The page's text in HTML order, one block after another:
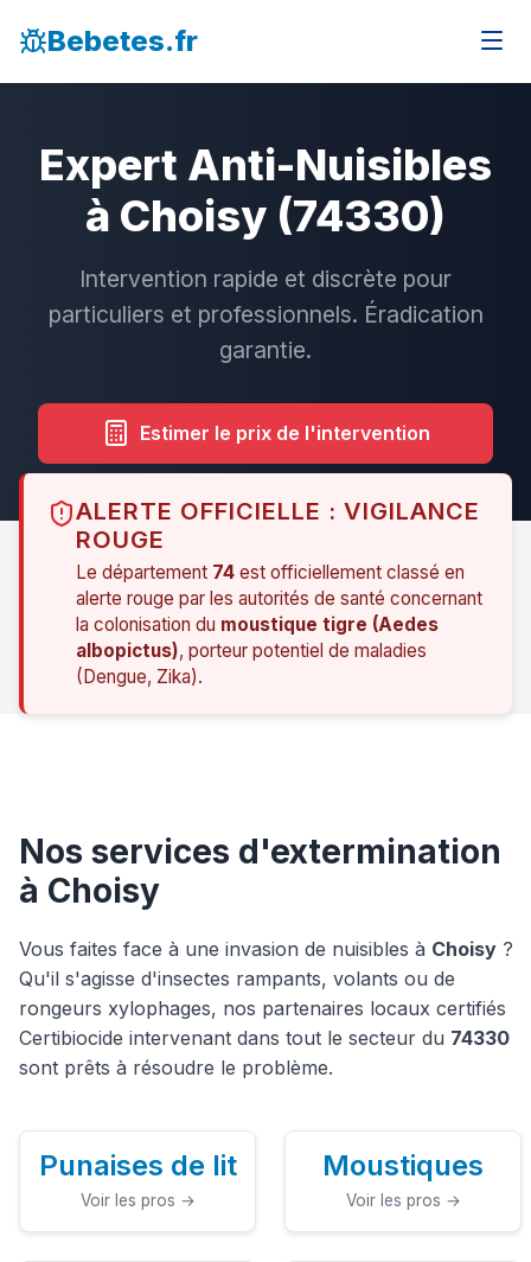
Bebetes.fr
Expert Anti-Nuisibles
à Choisy (74330)
Intervention rapide et discrète pour
particuliers et professionnels. Éradication
garantie.
Estimer le prix de l'intervention
ALERTE OFFICIELLE : VIGILANCE
ROUGE
Le département 74 est officiellement classé en
alerte rouge par les autorités de santé concernant
la colonisation du moustique tigre (Aedes
albopictus), porteur potentiel de maladies
(Dengue, Zika).
Nos services d'extermination
à Choisy
Vous faites face à une invasion de nuisibles à Choisy ?
Qu'il s'agisse d'insectes rampants, volants ou de
rongeurs xylophages, nos partenaires locaux certifiés
Certibiocide intervenant dans tout le secteur du 74330
sont prêts à résoudre le problème.
Punaises de lit
Voir les pros →
Moustiques
Voir les pros →